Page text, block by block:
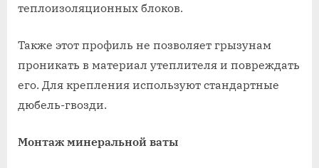
теплоизоляционных блоков.
Также этот профиль не позволяет грызунам
проникать в материал утеплителя и повреждать
его. Для крепления используют стандартные
дюбель-гвозди.
Монтаж минеральной ваты